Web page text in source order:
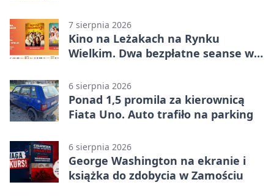
podział punktów po bezbramkowej
pierwszej połowie
7 sierpnia 2026
Kino na Leżakach na Rynku
Wielkim. Dwa bezpłatne seanse w
6 sierpnia 2026
Ponad 1,5 promila za kierownicą
Fiata Uno. Auto trafiło na parking
6 sierpnia 2026
George Washington na ekranie i
książka do zdobycia w Zamościu